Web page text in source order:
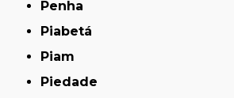
Penha
Piabetá
Piam
Piedade